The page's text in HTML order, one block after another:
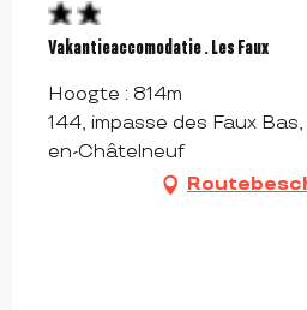
Vakantieaccomodatie . Les Faux
Hoogte : 814m
144, impasse des Faux
en-Châtelneuf